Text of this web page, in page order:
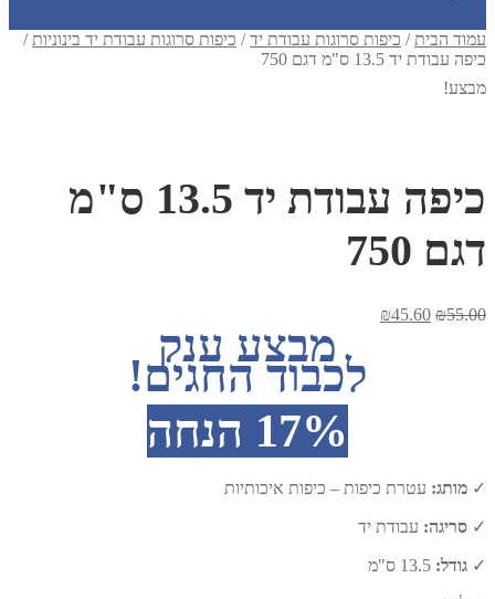
עמוד הבית / כיפות סרוגות עבודת יד/ כיפות סרוגות עבודת יד בינוניות /
כיפה עבודת יד 13.5 ס"מ דגם 750
מבצע!
כיפה עבודת יד 13.5 ס"מ
דגם 750
₪55.00
המחיר₪45.60
הוא:
₪45.60.
מבצע ענק
לכבוד החגים!
17% הנחה
✓ מותג: עטרת כיפות – כיפות איכותיות
✓ סריגה: עבודת יד
✓ גודל: